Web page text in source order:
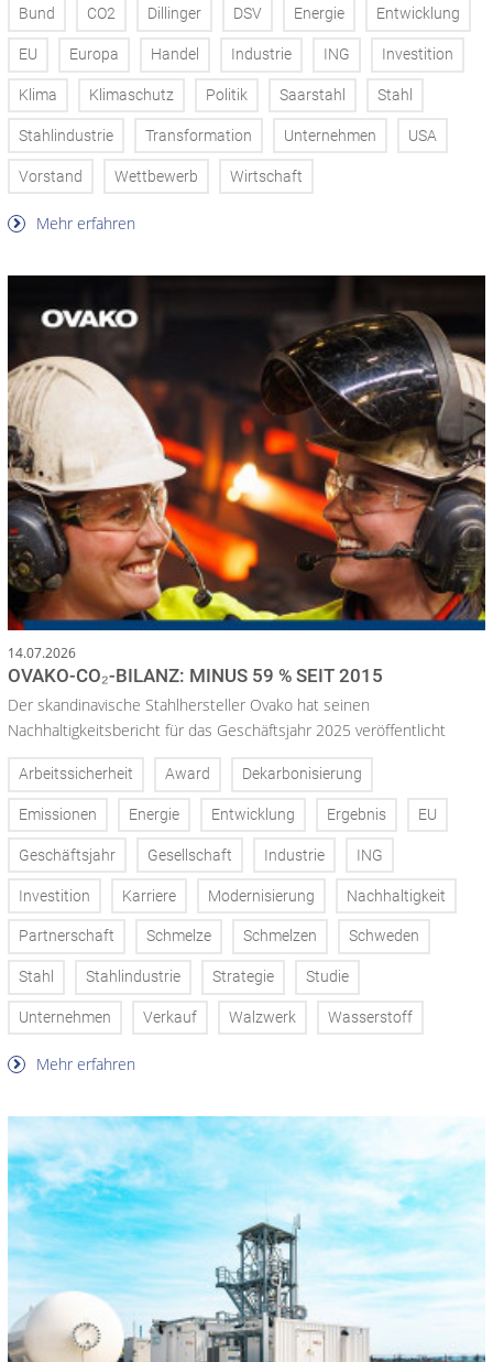
Bund CO2 Dillinger DSV Energie Entwicklung
EU Europa Handel Industrie ING Investition
Klima Klimaschutz Politik Saarstahl Stahl
Stahlindustrie Transformation Unternehmen USA
Vorstand Wettbewerb Wirtschaft
Mehr erfahren
14.07.2026
OVAKO-CO₂-BILANZ: MINUS 59 % SEIT 2015
Der skandinavische Stahlhersteller Ovako hat seinen
Nachhaltigkeitsbericht für das Geschäftsjahr 2025 veröffentlicht
Arbeitssicherheit Award Dekarbonisierung
Emissionen Energie Entwicklung Ergebnis EU
Geschäftsjahr Gesellschaft Industrie ING
Investition Karriere Modernisierung Nachhaltigkeit
Partnerschaft Schmelze Schmelzen Schweden
Stahl Stahlindustrie Strategie Studie
Unternehmen Verkauf Walzwerk Wasserstoff
Mehr erfahren